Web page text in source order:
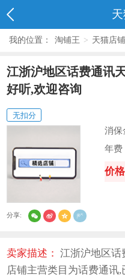
我的位置： 淘铺王 > 天猫店
江浙沪地区话费通讯
好听,欢迎咨询
无扣分
消保
年费
价
分享:
卖家描述： 江浙沪地区话
店铺主营类目为话费通讯